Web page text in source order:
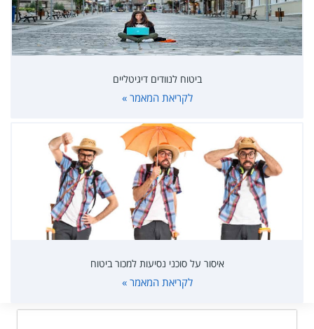
ביטוח לנוודים דיגיטליים
לקריאת המאמר »
איסור על סוכני נסיעות למכור ביטוח
לקריאת המאמר »